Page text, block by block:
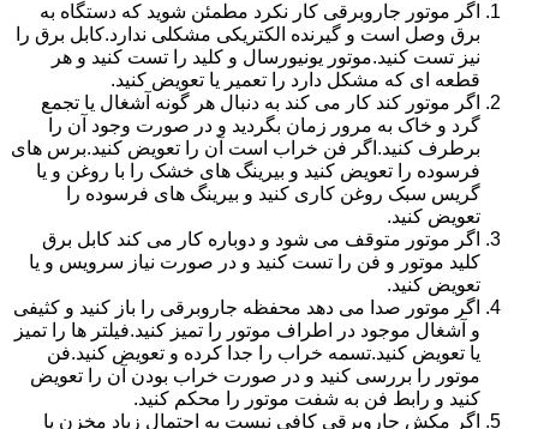
اگر موتور جاروبرقی کار نکرد مطمئن شوید که دستگاه به
برق وصل است و گیرنده الکتریکی مشکلی ندارد.کابل برق را
نیز تست کنید.موتور یونیورسال و کلید را تست کنید و هر
قطعه ای که مشکل دارد را تعمیر یا تعویض کنید.
اگر موتور کند کار می کند به دنبال هر گونه آشغال یا تجمع
گرد و خاک به مرور زمان بگردید و در صورت وجود آن را
برطرف کنید.اگر فن خراب است آن را تعویض کنید.برس های
فرسوده را تعویض کنید و بیرینگ های خشک را با روغن و یا
گریس سبک روغن کاری کنید و بیرینگ های فرسوده را
تعویض کنید.
اگر موتور متوقف می شود و دوباره کار می کند کابل برق
کلید موتور و فن را تست کنید و در صورت نیاز سرویس و یا
تعویض کنید.
اگر موتور صدا می دهد محفظه جاروبرقی را باز کنید و کثیفی
و آشغال موجود در اطراف موتور را تمیز کنید.فیلتر ها را تمیز
یا تعویض کنید.تسمه خراب را جدا کرده و تعویض کنید.فن
موتور را بررسی کنید و در صورت خراب بودن آن را تعویض
کنید و رابط فن به شفت موتور را محکم کنید.
اگر مکش جاروبرقی کافی نیست به احتمال زیاد مخزن یا